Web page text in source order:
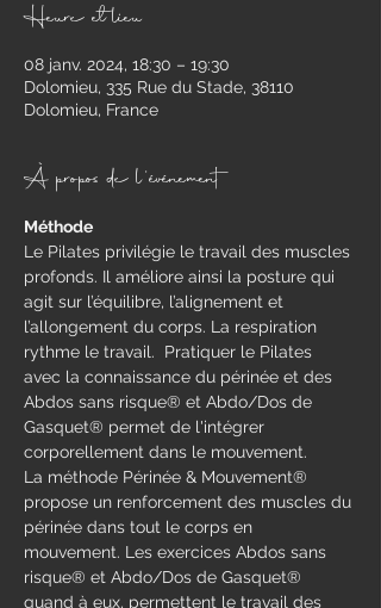
Heure et lieu
08 janv. 2024, 18:30 – 19:30
Dolomieu, 335 Rue du Stade, 38110
Dolomieu, France
À propos de l'événement
Méthode
​Le Pilates privilégie le travail des muscles
profonds. Il améliore ainsi la posture qui
agit sur l’équilibre, l’alignement et
l’allongement du corps. La respiration
rythme le travail.  Pratiquer le Pilates
avec la connaissance du périnée et des
Abdos sans risque® et Abdo/Dos de
Gasquet® permet de l'intégrer
corporellement dans le mouvement.
La méthode Périnée & Mouvement®
propose un renforcement des muscles du
périnée dans tout le corps en
mouvement.​ Les exercices Abdos sans
risque® et Abdo/Dos de Gasquet®
quand à eux, permettent le travail des